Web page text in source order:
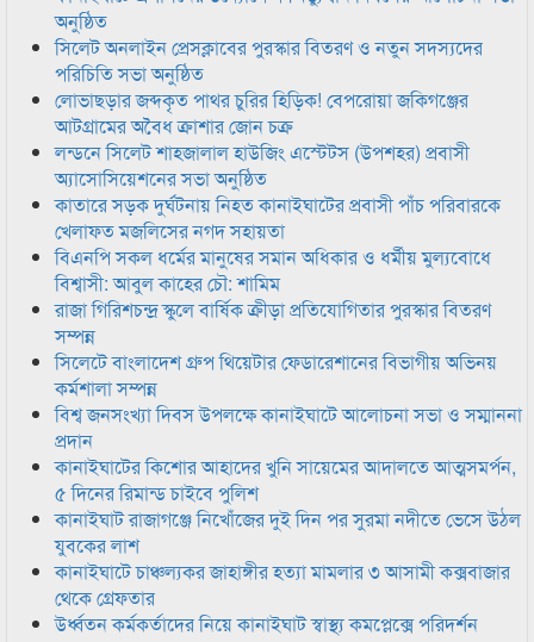
অনুষ্ঠিত
সিলেট অনলাইন প্রেসক্লাবের পুরস্কার বিতরণ ও নতুন সদস্যদের
পরিচিতি সভা অনুষ্ঠিত
লোভাছড়ার জব্দকৃত পাথর চুরির হিড়িক! বেপরোয়া জকিগঞ্জের
আটগ্রামের অবৈধ ক্রাশার জোন চক্র
লন্ডনে সিলেট শাহজালাল হাউজিং এস্টেটস (উপশহর) প্রবাসী
অ্যাসোসিয়েশনের সভা অনুষ্ঠিত
কাতারে সড়ক দুর্ঘটনায় নিহত কানাইঘাটের প্রবাসী পাঁচ পরিবারকে
খেলাফত মজলিসের নগদ সহায়তা
বিএনপি সকল ধর্মের মানুষের সমান অধিকার ও ধর্মীয় মুল্যবোধে
বিশ্বাসী: আবুল কাহের চৌ: শামিম
রাজা গিরিশচন্দ্র স্কুলে বার্ষিক ক্রীড়া প্রতিযোগিতার পুরস্কার বিতরণ
সম্পন্ন
সিলেটে বাংলাদেশ গ্রুপ থিয়েটার ফেডারেশানের বিভাগীয় অভিনয়
কর্মশালা সম্পন্ন
বিশ্ব জনসংখ্যা দিবস উপলক্ষে কানাইঘাটে আলোচনা সভা ও সম্মাননা
প্রদান
কানাইঘাটের কিশোর আহাদের খুনি সায়েমের আদালতে আত্মসমর্পন,
৫ দিনের রিমান্ড চাইবে পুলিশ
কানাইঘাট রাজাগঞ্জে নিখোঁজের দুই দিন পর সুরমা নদীতে ভেসে উঠল
যুবকের লাশ
কানাইঘাটে চাঞ্চল্যকর জাহাঙ্গীর হত্যা মামলার ৩ আসামী কক্সবাজার
থেকে গ্রেফতার
উর্ধ্বতন কর্মকর্তাদের নিয়ে কানাইঘাট স্বাস্থ্য কমপ্লেক্সে পরিদর্শন